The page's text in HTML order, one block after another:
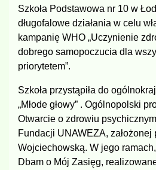
Szkoła Podstawowa nr 10 w
długofalowe działania w celu
kampanię WHO „Uczynienie
dobrego samopoczucia dla
priorytetem”.
Szkoła przystąpiła do
„Młode głowy” . Ogólnopolski
Otwarcie o zdrowiu
Fundacji UNAWEZA, założonej
Wojciechowską. W jego
Dbam o Mój Zasięg,